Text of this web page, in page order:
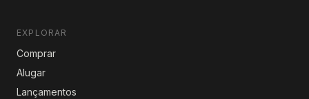
EXPLORAR
Comprar
Alugar
Lançamentos